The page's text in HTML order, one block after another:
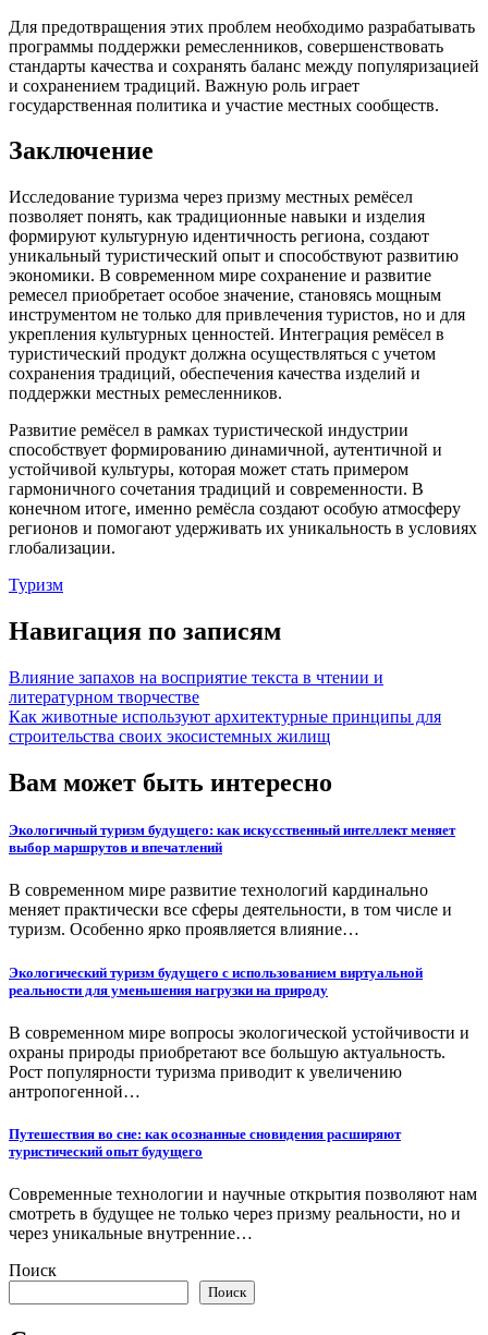
Для предотвращения этих проблем необходимо разрабатывать
программы поддержки ремесленников, совершенствовать
стандарты качества и сохранять баланс между популяризацией
и сохранением традиций. Важную роль играет
государственная политика и участие местных сообществ.
Заключение
Исследование туризма через призму местных ремёсел
позволяет понять, как традиционные навыки и изделия
формируют культурную идентичность региона, создают
уникальный туристический опыт и способствуют развитию
экономики. В современном мире сохранение и развитие
ремесел приобретает особое значение, становясь мощным
инструментом не только для привлечения туристов, но и для
укрепления культурных ценностей. Интеграция ремёсел в
туристический продукт должна осуществляться с учетом
сохранения традиций, обеспечения качества изделий и
поддержки местных ремесленников.
Развитие ремёсел в рамках туристической индустрии
способствует формированию динамичной, аутентичной и
устойчивой культуры, которая может стать примером
гармоничного сочетания традиций и современности. В
конечном итоге, именно ремёсла создают особую атмосферу
регионов и помогают удерживать их уникальность в условиях
глобализации.
Туризм
Навигация по записям
Влияние запахов на восприятие текста в чтении и
литературном творчестве
Как животные используют архитектурные принципы для
строительства своих экосистемных жилищ
Вам может быть интересно
Экологичный туризм будущего: как искусственный интеллект меняет
выбор маршрутов и впечатлений
В современном мире развитие технологий кардинально
меняет практически все сферы деятельности, в том числе и
туризм. Особенно ярко проявляется влияние…
Экологический туризм будущего с использованием виртуальной
реальности для уменьшения нагрузки на природу
В современном мире вопросы экологической устойчивости и
охраны природы приобретают все большую актуальность.
Рост популярности туризма приводит к увеличению
антропогенной…
Путешествия во сне: как осознанные сновидения расширяют
туристический опыт будущего
Современные технологии и научные открытия позволяют нам
смотреть в будущее не только через призму реальности, но и
через уникальные внутренние…
Поиск
Поиск